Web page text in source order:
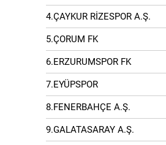
4.ÇAYKUR RİZESPOR A.Ş.
5.ÇORUM FK
6.ERZURUMSPOR FK
7.EYÜPSPOR
8.FENERBAHÇE A.Ş.
9.GALATASARAY A.Ş.